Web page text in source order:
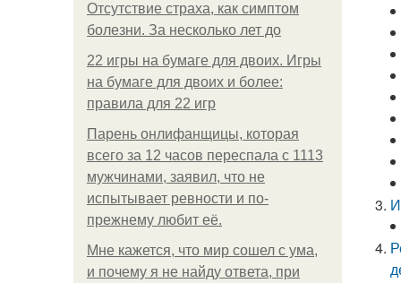
Отсутствие страха, как симптом
болезни. За несколько лет до
22 игры на бумаге для двоих. Игры
на бумаге для двоих и более:
правила для 22 игр
Парень онлифанщицы, которая
всего за 12 часов переспала с 1113
мужчинами, заявил, что не
испытывает ревности и по-
прежнему любит её.
Мне кажется, что мир сошел с ума,
и почему я не найду ответа, при